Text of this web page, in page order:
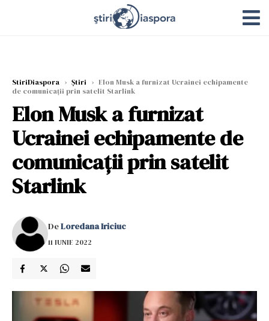
StiriDiaspora › Știri › Elon Musk a furnizat Ucrainei echipamente
de comunicații prin satelit Starlink
Elon Musk a furnizat
Ucrainei echipamente de
comunicații prin satelit
Starlink
DeLoredana Iriciuc
11 IUNIE 2022